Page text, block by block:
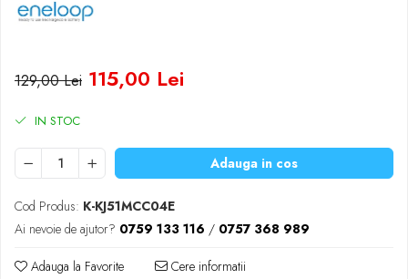
Prelungitoare
Ventilatoare
Cablu coaxial
Periferice PC
Accesorii auto
Redresoare
Roboti pornire
Carcase protectie NOCO BOOST
129,00 Lei 115,00 Lei
IN STOC
Adauga in cos
Cod Produs: K-KJ51MCC04E
Ai nevoie de ajutor? 0759 133 116 / 0757 368 989
Adauga la Favorite Cere informatii